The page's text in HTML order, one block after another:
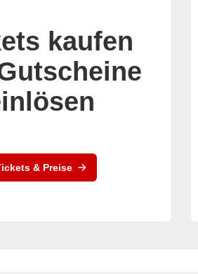
kaufen
& Preise